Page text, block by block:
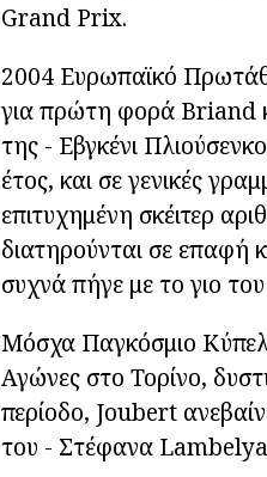
Grand Prix.
2004 Ευρωπαϊκό
για πρώτη φορά Briand
της - Εβγκένι
έτος, και σε γενικές
επιτυχημένη σκέιτερ
διατηρούνται σε επαφή
συχνά πήγε με το γιο
Μόσχα Παγκόσμιο
Αγώνες στο Τορίνο,
περίοδο, Joubert
του - Στέφανα